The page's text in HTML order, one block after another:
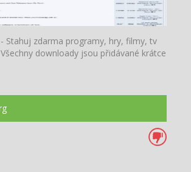
Stahuj zdarma programy, hry, filmy, tv
downloady jsou přidávané krátce